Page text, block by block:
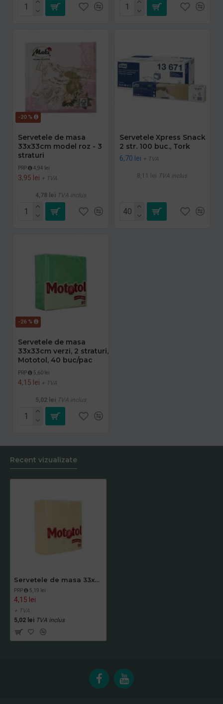
-20 %
Servetele de masa
33x33cm model roz - 3
straturi
PRP 4,94 lei
3,95 lei + TVA
4,78 lei TVA inclus
Servetele Xpress Snack
2 str. 100 buc., Tork
6,70 lei + TVA
8,11 lei TVA inclus
-26 %
Servetele de masa
33x33cm verzi, 2 straturi,
Mototol, 40 buc/pac
PRP 5,60 lei
4,15 lei + TVA
5,02 lei TVA inclus
Recent vizualizate
Servetele de masa 33x33cm crem, 2 straturi, Mototol, 40 buc/pac
PRP 5,19 lei
4,15 lei
+ TVA
5,02 lei TVA inclus